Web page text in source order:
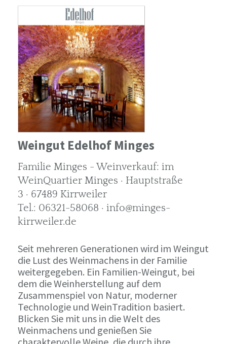
Weingut Edelhof Minges
Familie Minges - Weinverkauf: im
WeinQuartier Minges · Hauptstraße
3 · 67489 Kirrweiler
Tel.: 06321-58068 · info@minges-
kirrweiler.de
Seit mehreren Generationen wird im Weingut
die Lust des Weinmachens in der Familie
weitergegeben. Ein Familien-Weingut, bei
dem die Weinherstellung auf dem
Zusammenspiel von Natur, moderner
Technologie und WeinTradition basiert.
Blicken Sie mit uns in die Welt des
Weinmachens und genießen Sie